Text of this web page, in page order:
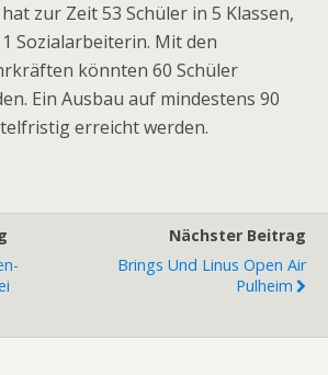
zur Zeit 53 Schüler in 5 Klassen,
Sozialarbeiterin. Mit den
könnten 60 Schüler
Ein Ausbau auf mindestens 90
erreicht werden.
Nächster Beitrag
Brings Und Linus Open Air
Pulheim